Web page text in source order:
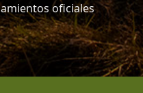
oficiales